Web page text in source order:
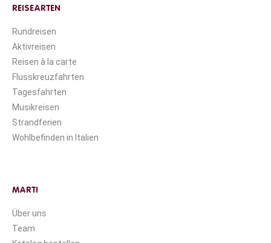
REISEARTEN
Rundreisen
Aktivreisen
Reisen à la carte
Flusskreuzfahrten
Tagesfahrten
Musikreisen
Strandferien
Wohlbefinden in Italien
MARTI
Über uns
Team